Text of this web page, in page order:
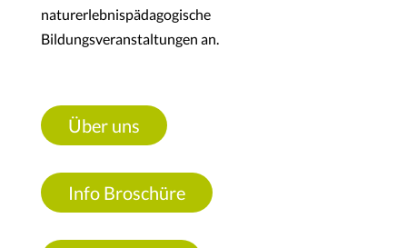
naturerlebnispädagogische
Bildungsveranstaltungen an.
Über uns
Info Broschüre